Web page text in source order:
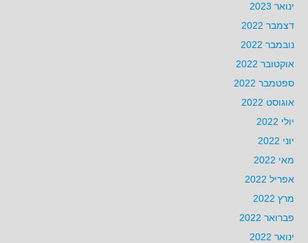
ינואר 2023
דצמבר 2022
נובמבר 2022
אוקטובר 2022
ספטמבר 2022
אוגוסט 2022
יולי 2022
יוני 2022
מאי 2022
אפריל 2022
מרץ 2022
פברואר 2022
ינואר 2022